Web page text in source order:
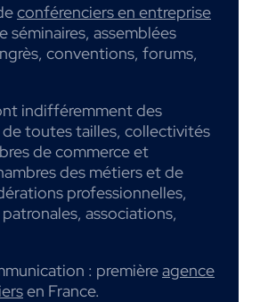
conférenciers en entreprise
séminaires, assemblées
conventions, forums,
indifféremment des
toutes tailles, collectivités
de commerce et
des métiers et de
professionnelles,
associations,
: premièreagence
en France.